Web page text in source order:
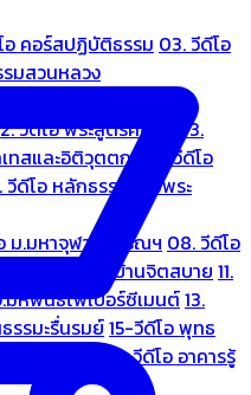
อ คอร์สปฏิบัติธรรม 03. วีดีโอ
รมสวนหลวง
วีดีโอ พระสูตรศึกษา
03.
ทสและอิติวุตตกะ
05. วีดีโอ
วีดีโอ หลักธรรมตามพระ
ม.มหาจุฬาลงกรณฯ 08. วีดีโอ
10. วีดีโอ บ้านจิตสบาย 11.
.มหพันธ์ไฟเบอร์ซีเมนต์13.
รรมะรื่นรมย์15-วีดีโอ พุทธ
19. วีดีโอ อาคารรู้